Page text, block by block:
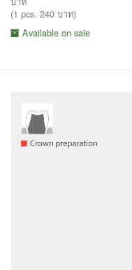
(1 pcs. 240 บาท)
Available on sale